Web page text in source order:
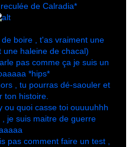
de Calradia*
boire , t'as vraiment une
haleine de chacal)
pas comme ça je suis un
*hips*
, tu pourras dé-saouler et
ton histoire.
ou quoi casse toi ouuuuhhh
je suis maitre de guerre
pas comment faire un test ,